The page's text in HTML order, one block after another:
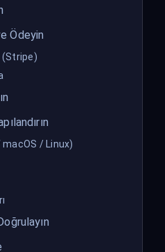
Ödeyin
(Stripe)
/ Linux)